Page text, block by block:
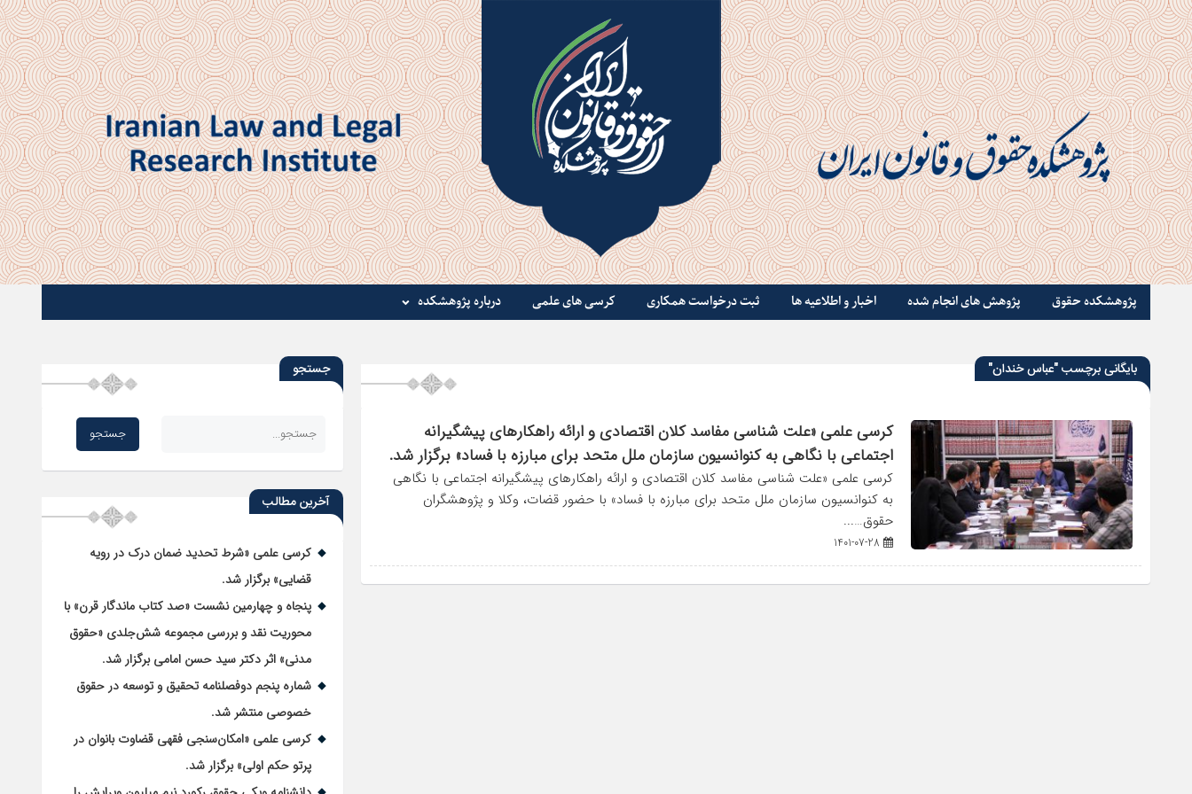
پژوهشکده حقوق پژوهش های انجام شده اخبار و اطلاعیه ها ثبت درخواست همکاری کرسی های علمی درباره پژوهشکده
بایگانی برچسب "عباس خندان"
کرسی علمی «علت شناسی مفاسد کلان اقتصادی و ارائه راهکارهای پیشگیرانه
اجتماعی با نگاهی به کنوانسیون سازمان ملل متحد برای مبارزه با فساد» برگزار شد.
کرسی علمی «علت شناسی مفاسد کلان اقتصادی و ارائه راهکارهای پیشگیرانه اجتماعی با نگاهی
به کنوانسیون سازمان ملل متحد برای مبارزه با فساد» با حضور قضات، وکلا و پژوهشگران
حقوق…...
جستجو
آخرین مطالب
کرسی علمی «شرط تحدید ضمان درک در رویه
قضایی» برگزار شد.
پنجاه و چهارمین نشست «صد کتاب ماندگار قرن» با
محوریت نقد و بررسی مجموعه شش‌جلدی «حقوق
مدنی» اثر دکتر سید حسن امامی برگزار شد.
شماره پنجم دوفصلنامه تحقیق و توسعه در حقوق
خصوصی منتشر شد.
کرسی علمی «امکان‌سنجی فقهی قضاوت بانوان در
پرتو حکم اولی» برگزار شد.